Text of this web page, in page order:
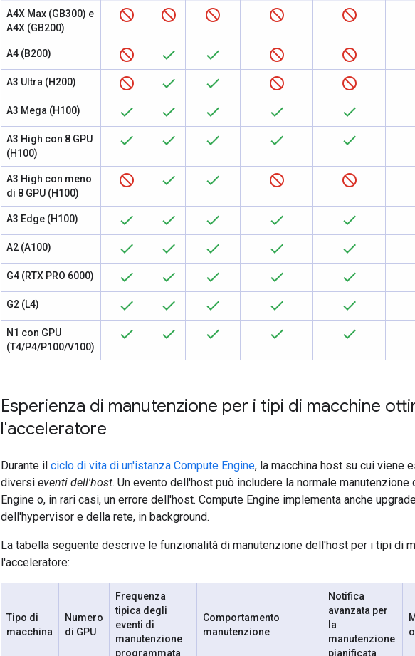
A4X Max (GB300) e
A4X (GB200)
A4 (B200)
A3 Ultra (H200)
A3 Mega (H100)
A3 High con 8 GPU
(H100)
A3 High con meno
di 8 GPU (H100)
A3 Edge (H100)
A2 (A100)
G4 (RTX PRO 6000)
G2 (L4)
N1 con GPU
(T4/P4/P100/V100)
Esperienza di manutenzione per i tipi di macchine
l'acceleratore
Durante il ciclo di vita di un'istanza Compute Engine, la macchina host su cui viene
diversi eventi dell'host. Un evento dell'host può includere la normale
Engine o, in rari casi, un errore dell'host. Compute Engine implementa anche
dell'hypervisor e della rete, in background.
La tabella seguente descrive le funzionalità di manutenzione dell'host per i tipi di
l'acceleratore:
Tipo di
macchina
Numero
di GPU
Frequenza
tipica degli
eventi di
manutenzione
programmata
Comportamento
manutenzione
Notifica
avanzata per
la
manutenzione
pianificata